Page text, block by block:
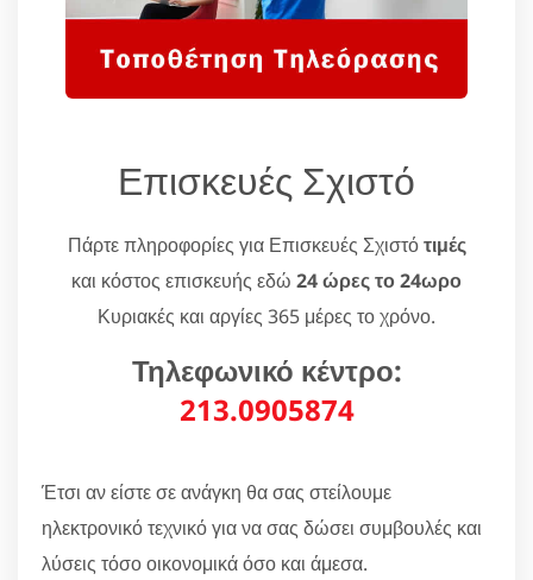
Επισκευές Σχιστό
Πάρτε πληροφορίες για Επισκευές Σχιστότιμές
και κόστος επισκευής εδώ 24 ώρες το 24ωρο
Κυριακές και αργίες 365 μέρες το χρόνο.
Τηλεφωνικό κέντρο:
213.0905874
Έτσι αν είστε σε ανάγκη θα σας στείλουμε
ηλεκτρονικό τεχνικό για να σας δώσει συμβουλές και
λύσεις τόσο οικονομικά όσο και άμεσα.